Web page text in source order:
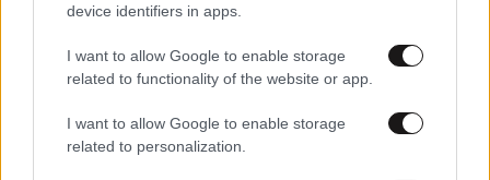
device identifiers in apps.
I want to allow Google to enable storage
related to functionality of the website or app.
I want to allow Google to enable storage
related to personalization.